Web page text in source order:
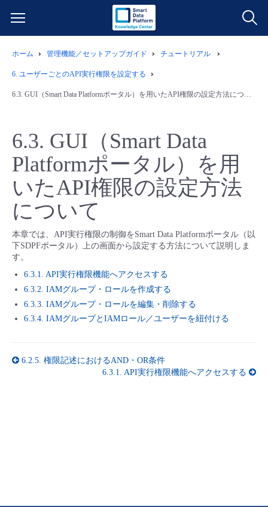
サービス一覧
データ利活用
ネットワーク
IoT
モニタリング/監査
管理機能
よくある質問
クラウド/サーバー
ネットワーク
IoT
サポート
すべてのメニューを見る
料金シミュレーター
データ利活用
クラウド/サーバー
IoT
ご利用開始ガイド
■ 管理機能
- 管理機能
■ セットアップガイド
- 新規お申し込み方法
- ユーザー機能の管理
ユースケース
- バックアップ
- マルチクラウド利用
故障/メンテナンス情報
故障/メンテナンス履歴
定期メンテナンス
パートナー
販売パートナー向けプログラム
協業パートナー
脱炭素化
ホーム 管理機能／セットアップガイド チュートリアル
6. ユーザーごとのAPI実行権限を設定する
6.3. GUI（Smart Data Platformポータル）を用いたAPI権限の設定方法について
6.3. GUI（Smart Data
Platformポータル）を用
いたAPI権限の設定方法
について
本章では、API実行権限の制御をSmart Data Platformポータル（以
下SDPFポータル）上の画面から設定する方法について説明しま
す。
6.3.1. API実行権限機能へアクセスする
6.3.2. IAMグループ・ロールを作成する
6.3.3. IAMグループ・ロールを編集・削除する
6.3.4. IAMグループとIAMロール／ユーザーを紐付ける
6.2.5. 権限記述におけるAND・OR条件
6.3.1. API実行権限機能へアクセスする